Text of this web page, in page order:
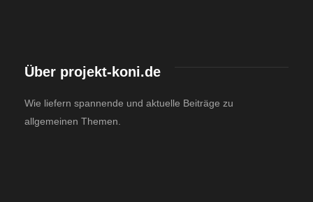
Über projekt-koni.de
Wie liefern spannende und aktuelle Beiträge zu
allgemeinen Themen.